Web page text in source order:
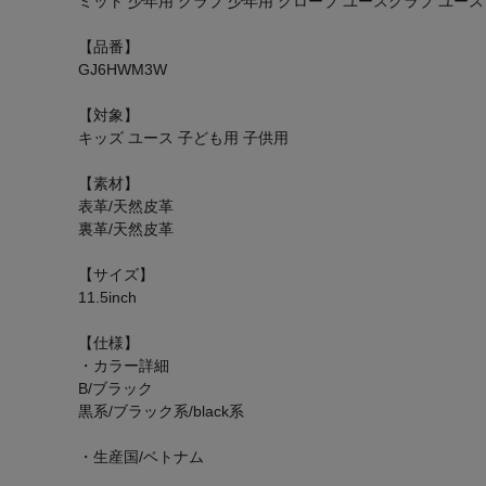
【品番】
GJ6HWM3W
【対象】
キッズ ユース 子ども用 子供用
【素材】
表革/天然皮革
裏革/天然皮革
【サイズ】
11.5inch
【仕様】
・カラー詳細
B/ブラック
黒系/ブラック系/black系
・生産国/ベトナム